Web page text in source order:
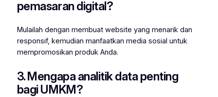
pemasaran digital?
Mulailah dengan membuat website yang menarik dan
responsif, kemudian manfaatkan media sosial untuk
mempromosikan produk Anda.
3. Mengapa analitik data penting
bagi UMKM?